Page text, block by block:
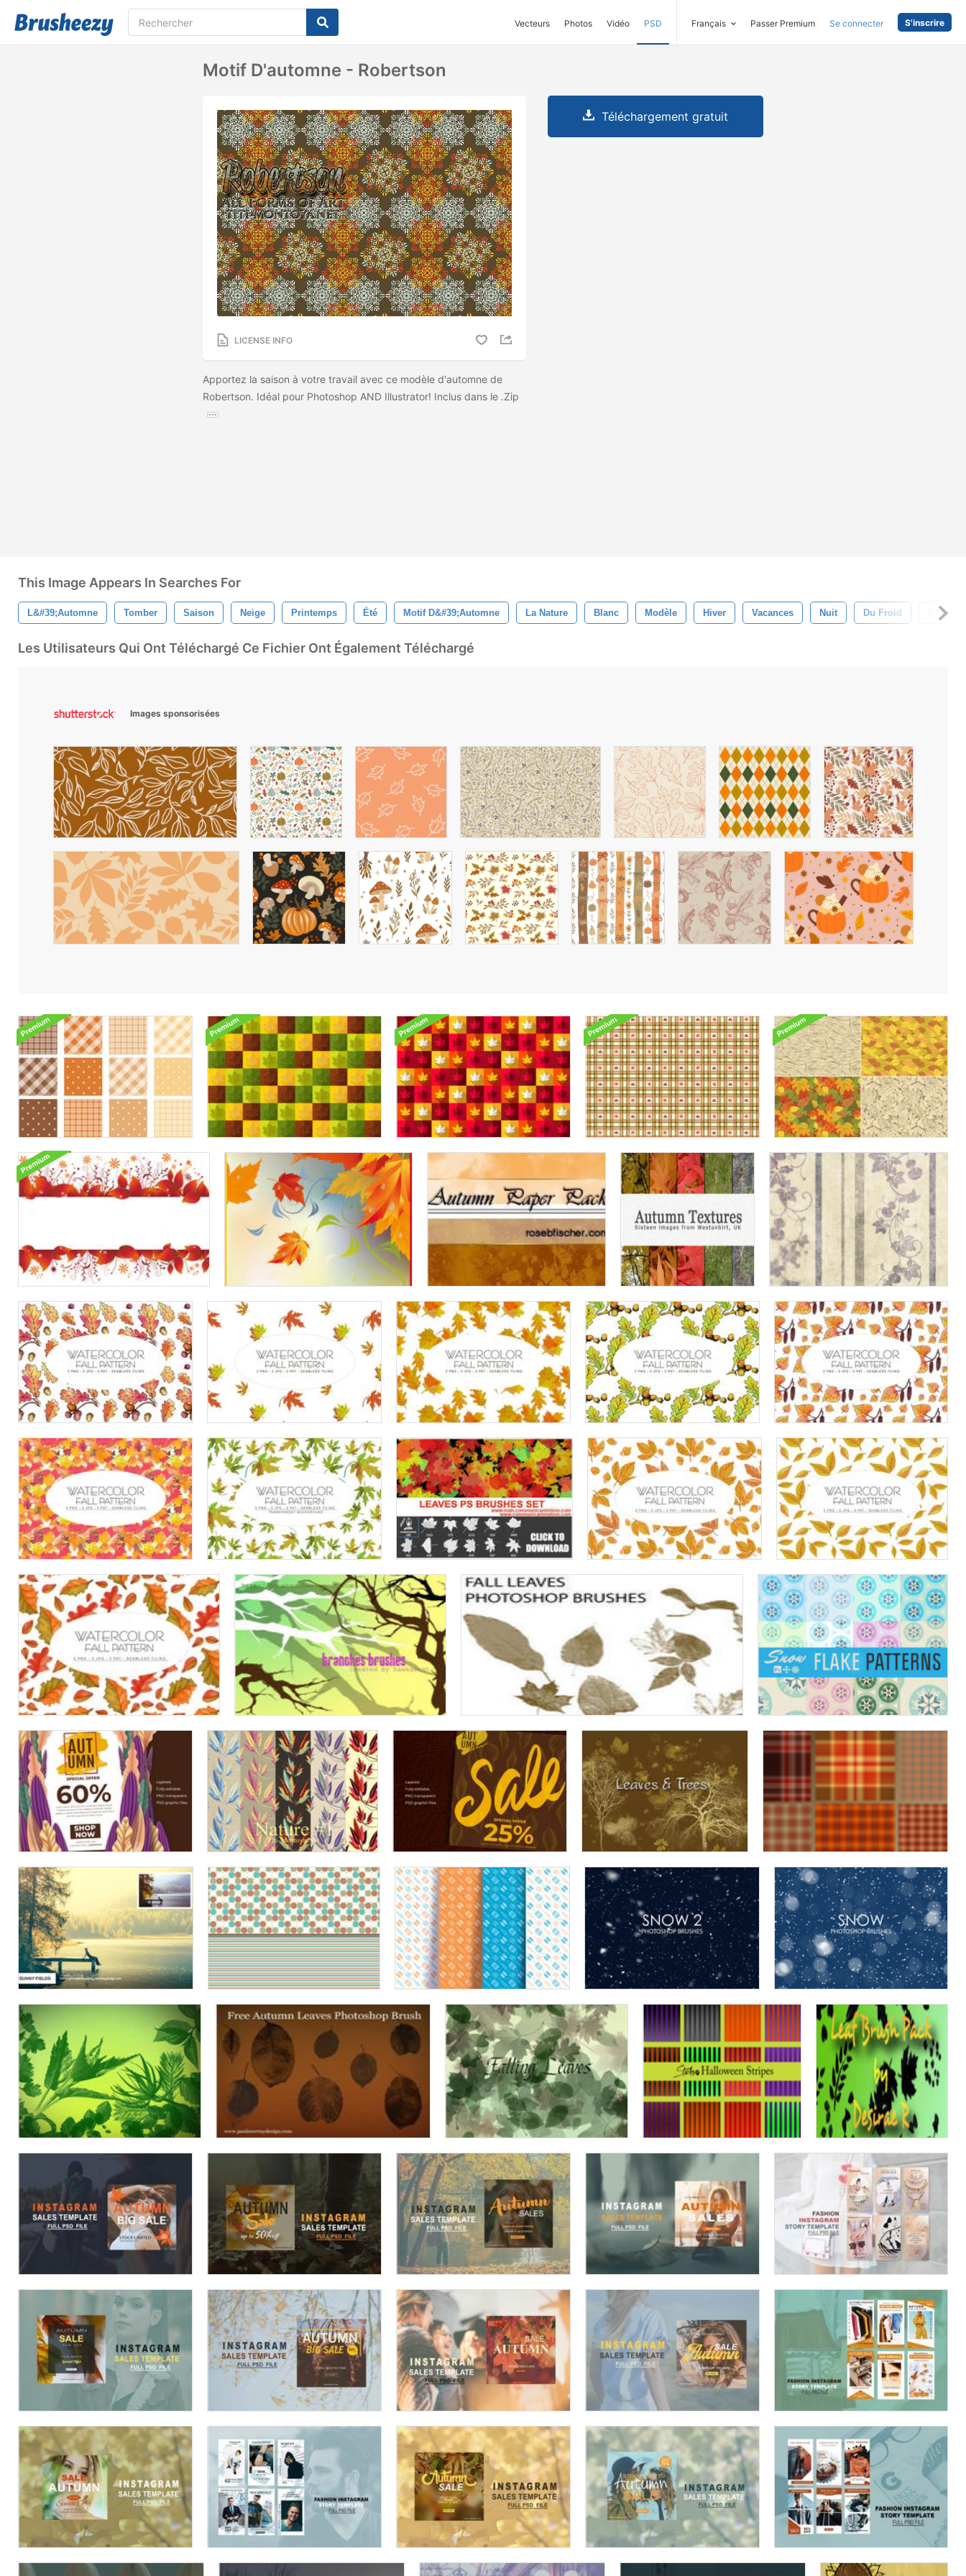
Vecteurs Photos Vidéo PSD Français Passer Premium Se connecter S'inscrire
Motif D'automne - Robertson
LICENSE INFO
Apportez la saison à votre travail avec ce modèle d'automne de
Robertson. Idéal pour Photoshop AND Illustrator! Inclus dans le .Zip
Téléchargement gratuit
This Image Appears In Searches For
L&#39;automne Tomber Saison Neige Printemps Été Motif D&#39;automne La Nature Blanc Modèle Hiver Vacances Nuit Du Froid Météo
Les Utilisateurs Qui Ont Téléchargé Ce Fichier Ont Également Téléchargé
Images sponsorisées